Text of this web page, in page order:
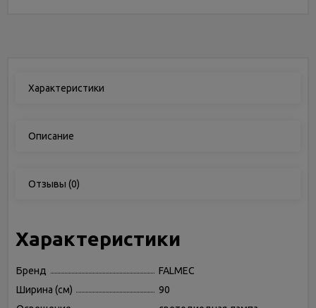
Характеристики
Описание
Отзывы (0)
Характеристики
Бренд
FALMEC
Ширина (см)
90